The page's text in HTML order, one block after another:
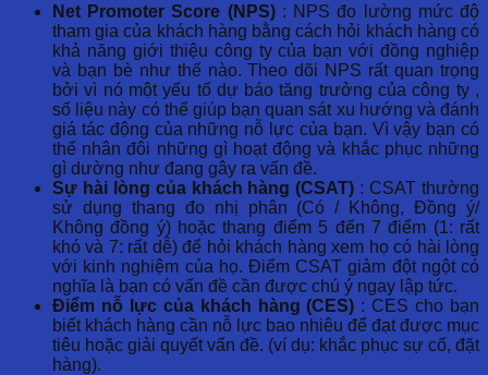
Net Promoter Score (NPS): NPS đo lường mức độ
tham gia của khách hàng bằng cách hỏi khách hàng có
khả năng giới thiệu công ty của bạn với đồng nghiệp
và bạn bè như thế nào. Theo dõi NPS rất quan trọng
bởi vì nó một yếu tố dự báo tăng trưởng của công ty ,
số liệu này có thể giúp bạn quan sát xu hướng và đánh
giá tác động của những nỗ lực của bạn. Vì vậy bạn có
thể nhân đôi những gì hoạt động và khắc phục những
gì dường như đang gây ra vấn đề.
Sự hài lòng của khách hàng (CSAT) : CSAT thường
sử dụng thang đo nhị phân (Có / Không, Đồng ý/
Không đồng ý) hoặc thang điểm 5 đến 7 điểm (1: rất
khó và 7: rất dễ) để hỏi khách hàng xem họ có hài lòng
với kinh nghiệm của họ. Điểm CSAT giảm đột ngột có
nghĩa là bạn có vấn đề cần được chú ý ngay lập tức.
Điểm nỗ lực của khách hàng (CES) : CES cho bạn
biết khách hàng cần nỗ lực bao nhiêu để đạt được mục
tiêu hoặc giải quyết vấn đề. (ví dụ: khắc phục sự cố, đặt
hàng).